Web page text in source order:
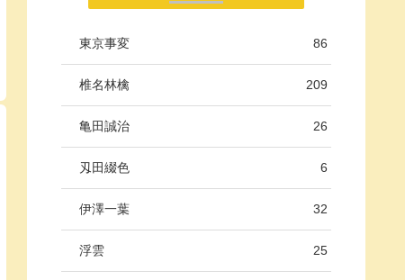
東京事変 86
椎名林檎 209
亀田誠治 26
刄田綴色 6
伊澤一葉 32
浮雲 25